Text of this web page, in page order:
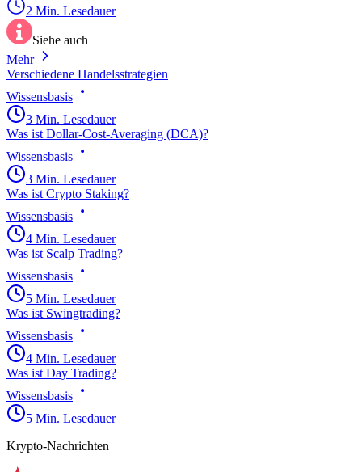
2 Min. Lesedauer
Siehe auch
Mehr
Verschiedene Handelsstrategien
Wissensbasis
3 Min. Lesedauer
Was ist Dollar-Cost-Averaging (DCA)?
Wissensbasis
3 Min. Lesedauer
Was ist Crypto Staking?
Wissensbasis
4 Min. Lesedauer
Was ist Scalp Trading?
Wissensbasis
5 Min. Lesedauer
Was ist Swingtrading?
Wissensbasis
4 Min. Lesedauer
Was ist Day Trading?
Wissensbasis
5 Min. Lesedauer
Krypto-Nachrichten